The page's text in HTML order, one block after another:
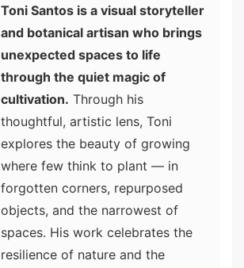
Toni Santos is a visual storyteller
and botanical artisan who brings
unexpected spaces to life
through the quiet magic of
cultivation. Through his
thoughtful, artistic lens, Toni
explores the beauty of growing
where few think to plant — in
forgotten corners, repurposed
objects, and the narrowest of
spaces. His work celebrates the
resilience of nature and the